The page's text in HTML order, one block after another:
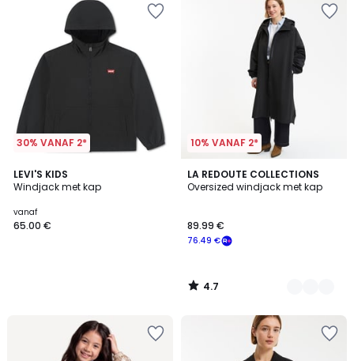
30% VANAF 2*
LEVI'S KIDS
Windjack met kap
vanaf
65.00 €
10% VANAF 2*
LA REDOUTE COLLECTIONS
Oversized windjack met kap
76.49 €
89.99 €
4.7
/ 5
2
Kleuren
4.7
/